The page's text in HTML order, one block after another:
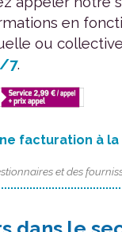
en
ou
7.
facturation à
et des